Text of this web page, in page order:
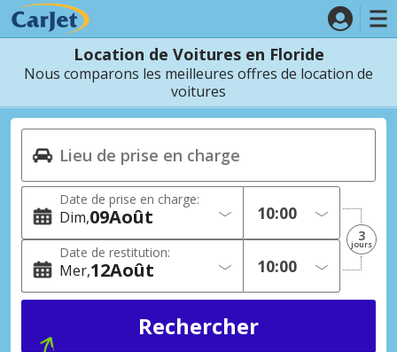
Location de Voitures en Floride
Nous comparons les meilleures offres de location de
voitures
Date de prise en charge:
Dim 09Août
Date de restitution:
Mer 12Août
3
jours